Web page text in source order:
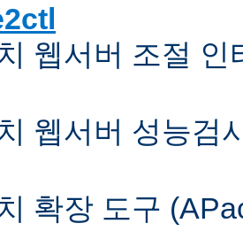
웹서버 조절 인
웹서버 성능검
확장 도구